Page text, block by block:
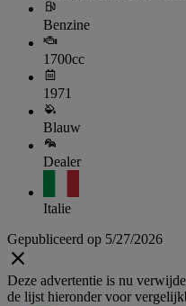
Benzine
1700cc
1971
Blauw
Dealer
Italie
Gepubliceerd op 5/27/2026
Deze advertentie is nu
de lijst hieronder voor